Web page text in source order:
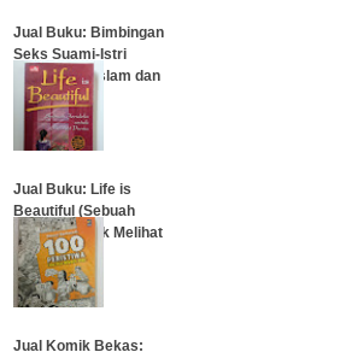
Jual Buku: Bimbingan
Seks Suami-Istri
Pandangan Islam dan
Medis
…
Jual Buku: Life is
Beautiful (Sebuah
Jendela untuk Melihat
Dunia)
…
Jual Komik Bekas: